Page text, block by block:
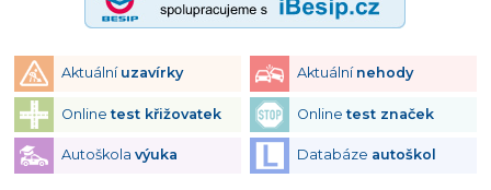
Aktuální uzavírky Aktuální nehody
Onlinetest křižovatek Onlinetest značek
Autoškola výuka Databáze autoškol